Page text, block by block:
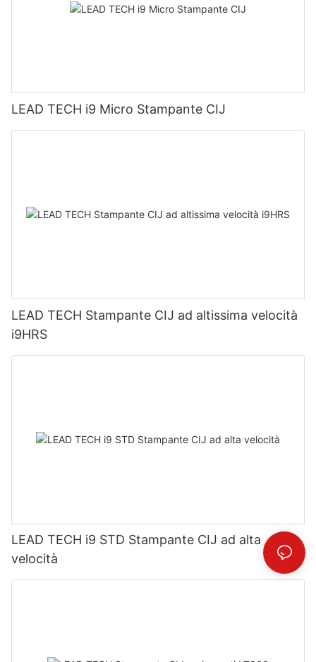
LEAD TECH i9 Micro Stampante CIJ
LEAD TECH Stampante CIJ ad altissima velocità
i9HRS
LEAD TECH i9 STD Stampante CIJ ad alta
velocità